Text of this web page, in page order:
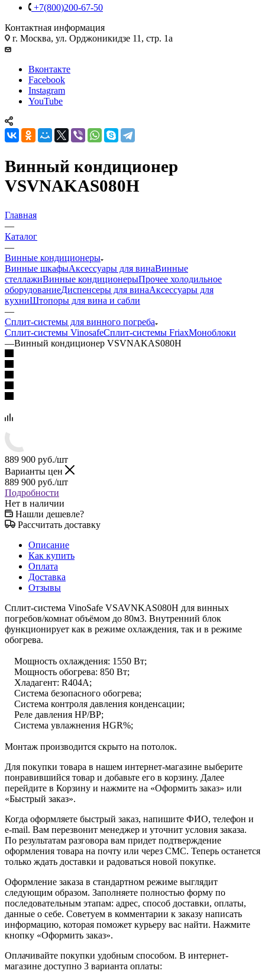
+7(800)200-67-50
Контактная информация
г. Москва, ул. Орджоникидзе 11, стр. 1а
Вконтакте
Facebook
Instagram
YouTube
Винный кондиционер
VSVNAKAS080H
Главная
—
Каталог
—
Винные кондиционеры
Винные шкафыАксессуары для винаВинные
стеллажиВинные кондиционерыПрочее холодильное
оборудованиеДиспенсеры для винаАксессуары для
кухниШтопоры для вина и сабли
—
Сплит-системы для винного погреба
Сплит-системы VinosafeСплит-системы FriaxМоноблоки
—Винный кондиционер VSVNAKAS080H
889 900 руб./шт
Варианты цен
889 900 руб./шт
Подробности
Нет в наличии
Нашли дешевле?
Рассчитать доставку
Описание
Как купить
Оплата
Доставка
Отзывы
Сплит-система VinoSafe VSAVNKAS080H для винных
погребов/комнат объёмом до 80м3. Внутренний блок
функционирует как в режиме охлаждения, так и в режиме
обогрева.
Мощность охлаждения: 1550 Вт;
Мощность обогрева: 850 Вт;
Хладагент: R404A;
Система безопасного обогрева;
Система контроля давления конденсации;
Реле давления HP/BP;
Система увлажнения HGR%;
Монтаж производится скрыто на потолок.
Для покупки товара в нашем интернет-магазине выберите
понравившийся товар и добавьте его в корзину. Далее
перейдите в Корзину и нажмите на «Оформить заказ» или
«Быстрый заказ».
Когда оформляете быстрый заказ, напишите ФИО, телефон и
e-mail. Вам перезвонит менеджер и уточнит условия заказа.
По результатам разговора вам придет подтверждение
оформления товара на почту или через СМС. Теперь останется
только ждать доставки и радоваться новой покупке.
Оформление заказа в стандартном режиме выглядит
следующим образом. Заполняете полностью форму по
последовательным этапам: адрес, способ доставки, оплаты,
данные о себе. Советуем в комментарии к заказу написать
информацию, которая поможет курьеру вас найти. Нажмите
кнопку «Оформить заказ».
Оплачивайте покупки удобным способом. В интернет-
магазине доступно 3 варианта оплаты: